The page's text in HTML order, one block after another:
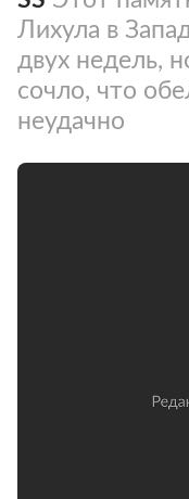
Лихула в
двух недель,
сочло, что
неудачно